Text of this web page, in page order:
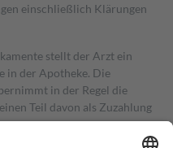
einschließlich Klärungen
stellt der Arzt ein
in der Apotheke. Die
in der Regel die
Teil davon als Zuzahlung
in Höhe von zehn